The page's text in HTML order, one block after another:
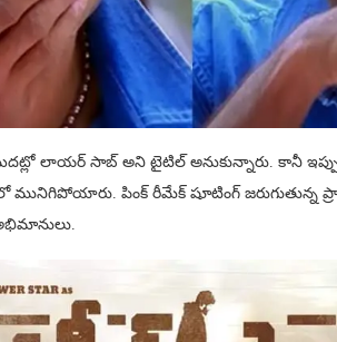
లాయర్ సాబ్ అని టైటిల్ అనుకున్నారు. కానీ
పింక్ రీమేక్ షూటింగ్